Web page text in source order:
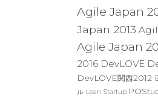
Agile Japan
Japan 2013
Agile Japan
2016 DevLOVE
DevLOVE関西2012
ル Lean Startup